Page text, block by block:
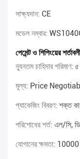
সাক্ষ্যদান: CE
মডেল নম্বার:
পেমেন্ট ও শিপিংয়ের শর্তাবলী
ন্যূনতম চাহিদার পরিমাণ: ৫
মূল্য: Price
প্যাকেজিং বিবরণ: শক্ত
পরিশোধের শর্ত: এল/সি,
যোগানের ক্ষমতা: 10000